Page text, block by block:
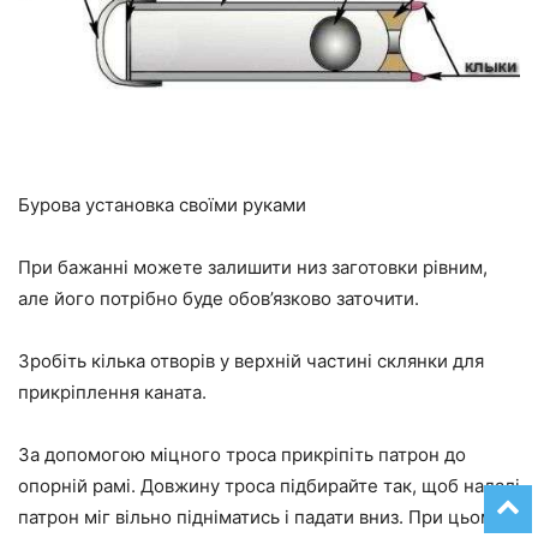
Бурова установка своїми руками
При бажанні можете залишити низ заготовки рівним,
але його потрібно буде обов’язково заточити.
Зробіть кілька отворів у верхній частині склянки для
прикріплення каната.
За допомогою міцного троса прикріпіть патрон до
опорній рамі. Довжину троса підбирайте так, щоб надалі
патрон міг вільно підніматись і падати вниз. При цьому